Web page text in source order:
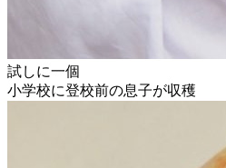
試しに一個
小学校に登校前の息子が収穫